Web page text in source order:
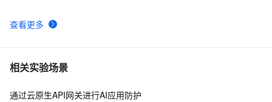
查看更多
相关实验场景
通过云原生API网关进行AI应用防护